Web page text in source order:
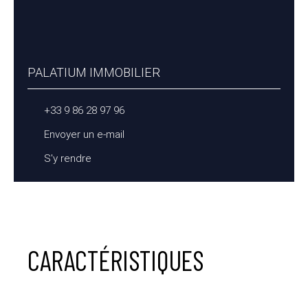
PALATIUM IMMOBILIER
+33 9 86 28 97 96
Envoyer un e-mail
S'y rendre
CARACTÉRISTIQUES